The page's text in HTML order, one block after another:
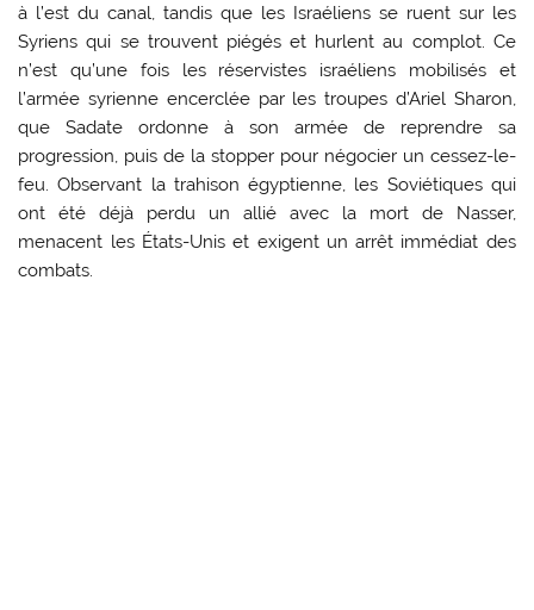
à l’est du canal, tandis que les Israéliens se ruent sur les
Syriens qui se trouvent piégés et hurlent au complot. Ce
n’est qu’une fois les réservistes israéliens mobilisés et
l’armée syrienne encerclée par les troupes d’Ariel Sharon,
que Sadate ordonne à son armée de reprendre sa
progression, puis de la stopper pour négocier un cessez-le-
feu. Observant la trahison égyptienne, les Soviétiques qui
ont été déjà perdu un allié avec la mort de Nasser,
menacent les États-Unis et exigent un arrêt immédiat des
combats.